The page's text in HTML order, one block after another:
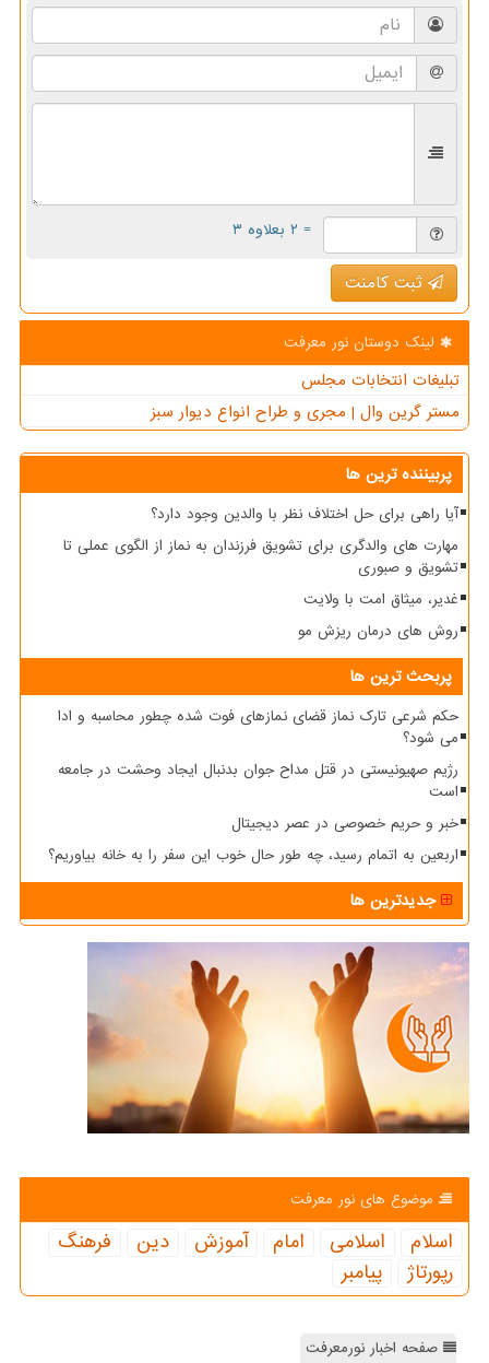
= ۲ بعلاوه ۳
ثبت کامنت
لینک دوستان نور معرفت
تبلیغات انتخابات مجلس
مستر گرین وال | مجری و طراح انواع دیوار سبز
پربیننده ترین ها
آیا راهی برای حل اختلاف نظر با والدین وجود دارد؟
مهارت های والدگری برای تشویق فرزندان به نماز از الگوی عملی تا
تشویق و صبوری
غدیر، میثاق امت با ولایت
روش های درمان ریزش مو
پربحث ترین ها
حکم شرعی تارک نماز قضای نمازهای فوت شده چطور محاسبه و ادا
می شود؟
رژیم صهیونیستی در قتل مداح جوان بدنبال ایجاد وحشت در جامعه
است
خبر و حریم خصوصی در عصر دیجیتال
اربعین به اتمام رسید، چه طور حال خوب این سفر را به خانه بیاوریم؟
جدیدترین ها
موضوع های نور معرفت
اسلام اسلامی امام آموزش دین
فرهنگ
رپورتاژ
پیامبر
صفحه اخبار نورمعرفت